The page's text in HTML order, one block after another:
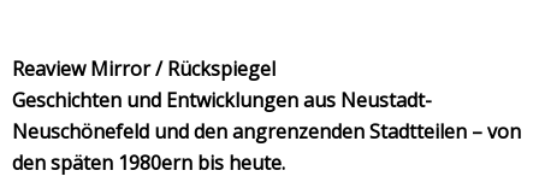
Presse/Newsletter
Reaview Mirror / Rückspiegel
Geschichten und Entwicklungen aus Neustadt-
Neuschönefeld und den angrenzenden Stadtteilen – von
den späten 1980ern bis heute.